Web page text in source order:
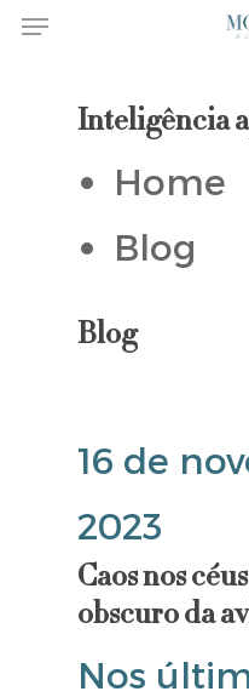
Skip
content
Menu
Inteligência
Home
Blog
Blog
16 de
2023
Caos nos
obscuro da
Nos